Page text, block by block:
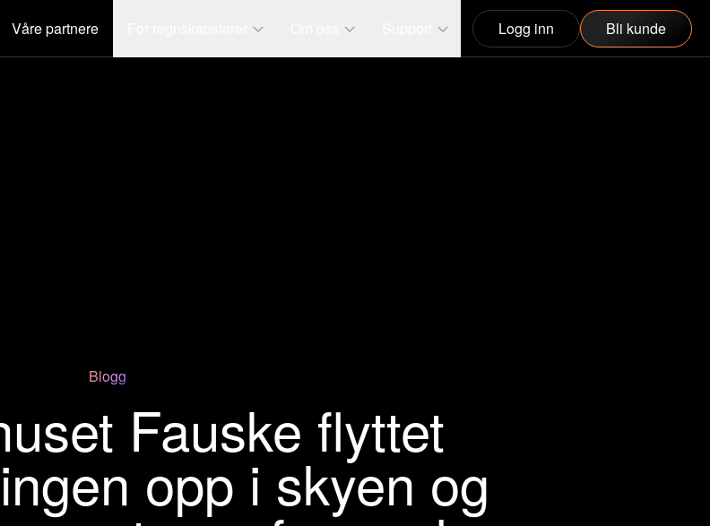
Logg inn Bli kunde
Våre partnere
Blogg
Fauske flyttet
opp i skyen og